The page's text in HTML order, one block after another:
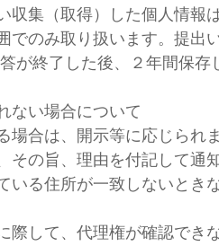
収集（取得）した個人情報
でのみ取り扱います。提出
が終了した後、２年間保存
ない場合について
合は、開示等に応じられ
その旨、理由を付記して通
る住所が一致しないとき
して、代理権が確認でき